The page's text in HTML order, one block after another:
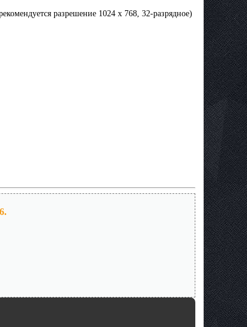
разрешение 1024 x 768, 32-разрядное)